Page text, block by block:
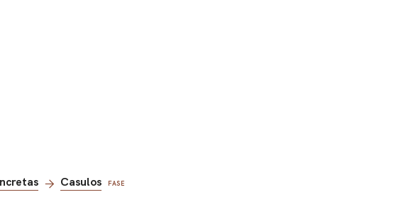
Casulos FASE